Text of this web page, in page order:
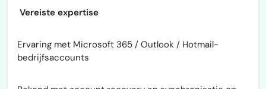
Vereiste expertise
Ervaring met Microsoft 365 / Outlook / Hotmail-
bedrijfsaccounts